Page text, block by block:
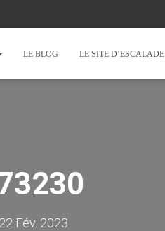
LE BLOG LE SITE D’ESCALADE
Fév. 2023